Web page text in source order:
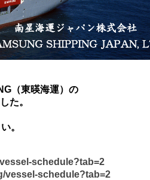
（東暎海運）の
た。
。
schedule?tab=2
vessel-schedule?tab=2